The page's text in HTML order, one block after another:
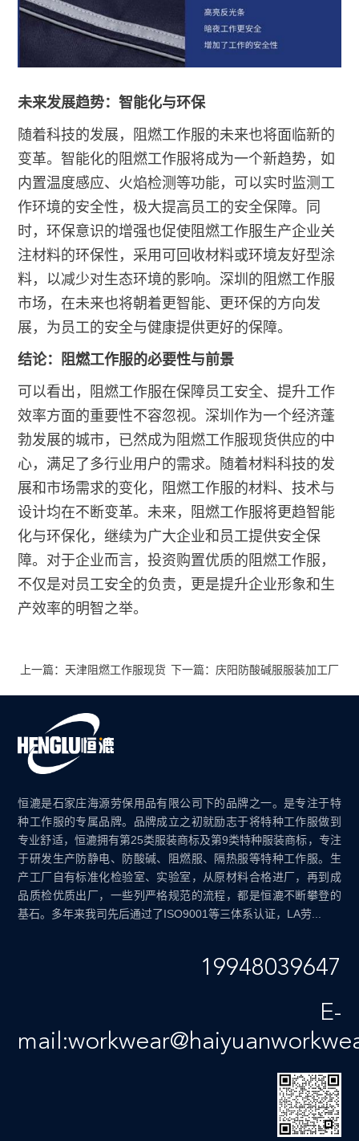
未来发展趋势：智能化与环保
随着科技的发展，阻燃工作服的未来也将面临新的
变革。智能化的阻燃工作服将成为一个新趋势，如
内置温度感应、火焰检测等功能，可以实时监测工
作环境的安全性，极大提高员工的安全保障。同
时，环保意识的增强也促使阻燃工作服生产企业关
注材料的环保性，采用可回收材料或环境友好型涂
料，以减少对生态环境的影响。深圳的阻燃工作服
市场，在未来也将朝着更智能、更环保的方向发
展，为员工的安全与健康提供更好的保障。
结论：阻燃工作服的必要性与前景
可以看出，阻燃工作服在保障员工安全、提升工作
效率方面的重要性不容忽视。深圳作为一个经济蓬
勃发展的城市，已然成为阻燃工作服现货供应的中
心，满足了多行业用户的需求。随着材料科技的发
展和市场需求的变化，阻燃工作服的材料、技术与
设计均在不断变革。未来，阻燃工作服将更趋智能
化与环保化，继续为广大企业和员工提供安全保
障。对于企业而言，投资购置优质的阻燃工作服，
不仅是对员工安全的负责，更是提升企业形象和生
产效率的明智之举。
上一篇：天津阻燃工作服现货 下一篇：庆阳防酸碱服服装加工厂
恒漉是石家庄海源劳保用品有限公司下的品牌之一。是专注于特
种工作服的专属品牌。品牌成立之初就励志于将特种工作服做到
专业舒适，恒漉拥有第25类服装商标及第9类特种服装商标，专注
于研发生产防静电、防酸碱、阻燃服、隔热服等特种工作服。生
产工厂自有标准化检验室、实验室，从原材料合格进厂，再到成
品质检优质出厂，一些列严格规范的流程，都是恒漉不断攀登的
基石。多年来我司先后通过了ISO9001等三体系认证，LA劳...
19948039647
E-